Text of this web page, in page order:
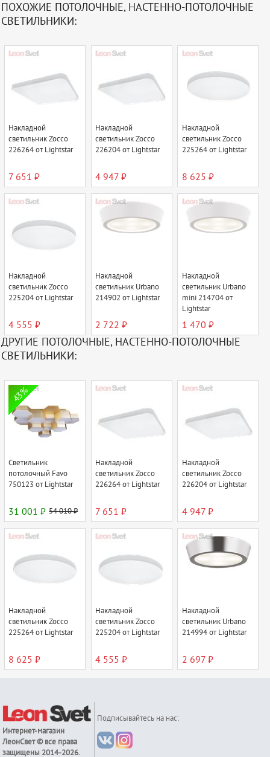
ПОХОЖИЕ ПОТОЛОЧНЫЕ, НАСТЕННО-ПОТОЛОЧНЫЕ
СВЕТИЛЬНИКИ:
Накладной
светильник Zocco
226264 от Lightstar
7 651 ₽
Накладной
светильник Zocco
226204 от Lightstar
4 947 ₽
Накладной
светильник Zocco
225264 от Lightstar
8 625 ₽
Накладной
светильник Zocco
225204 от Lightstar
4 555 ₽
Накладной
светильник Urbano
214902 от Lightstar
2 722 ₽
Накладной
светильник Urbano
mini 214704 от
Lightstar
1 470 ₽
ДРУГИЕ ПОТОЛОЧНЫЕ, НАСТЕННО-ПОТОЛОЧНЫЕ
СВЕТИЛЬНИКИ:
43%
Светильник
потолочный Favo
750123 от Lightstar
31 001 ₽ 54 010 ₽
Накладной
светильник Zocco
226264 от Lightstar
7 651 ₽
Накладной
светильник Zocco
226204 от Lightstar
4 947 ₽
Накладной
светильник Zocco
225264 от Lightstar
8 625 ₽
Накладной
светильник Zocco
225204 от Lightstar
4 555 ₽
Накладной
светильник Urbano
214994 от Lightstar
2 697 ₽
Интернет-магазин
ЛеонСвет© все права
защищены 2014-2026.
Подписывайтесь на нас: